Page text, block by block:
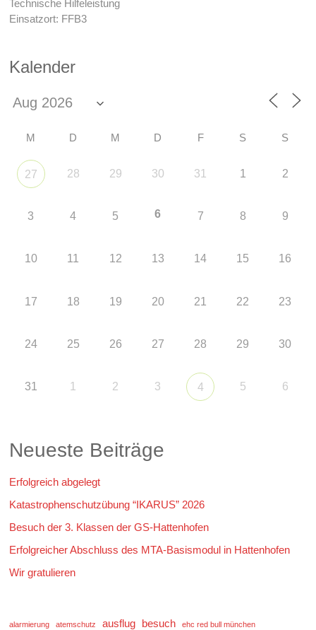
Technische Hilfeleistung
Einsatzort: FFB3
Kalender
M D M D F S S
27 28 29 30 31 1 2
3 4 5 6 7 8 9
10 11 12 13 14 15 16
17 18 19 20 21 22 23
24 25 26 27 28 29 30
31 1 2 3 4 5 6
Neueste Beiträge
Erfolgreich abgelegt
Katastrophenschutzübung “IKARUS” 2026
Besuch der 3. Klassen der GS-Hattenhofen
Erfolgreicher Abschluss des MTA-Basismodul in Hattenhofen
Wir gratulieren
alarmierung atemschutz ausflug besuch ehc red bull münchen